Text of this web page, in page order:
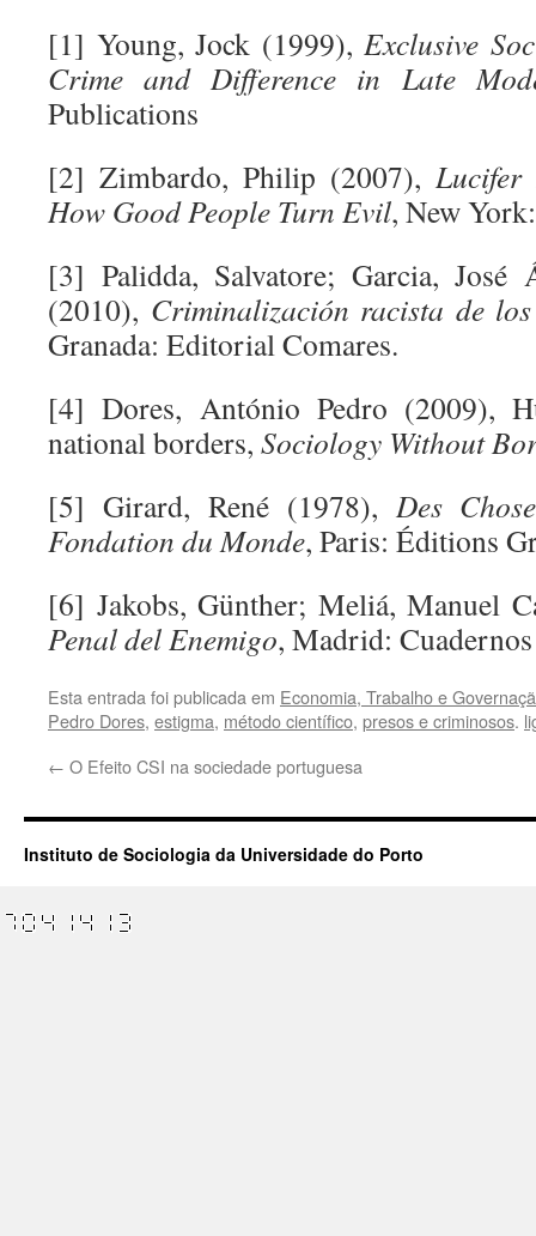
[1] Young, Jock (1999),Exclusive
Crime and Difference in Late
Publications
[2] Zimbardo, Philip (2007), Lucifer
How Good People Turn Evil, New
[3] Palidda, Salvatore; Garcia, José
(2010), Criminalización racista de
Granada: Editorial Comares.
[4] Dores, António Pedro (2009),
national borders, Sociology Without
[5] Girard, René (1978), Des
Fondation du Monde, Paris: Éditions
[6] Jakobs, Günther; Meliá, Manuel
Penal del Enemigo, Madrid:
Esta entrada foi publicada em Economia, Trabalho e
Pedro Dores, estigma, método científico, presos e criminosos.
← O Efeito CSI na sociedade portuguesa
Instituto de Sociologia da Universidade do Porto